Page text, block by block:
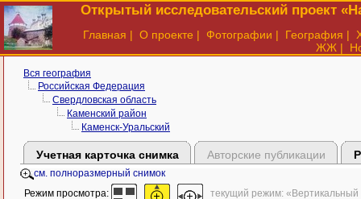
Открытый исследовательский проект
Главная | О проекте | Фотографии | География |
ЖЖ |
Вся география
Российская Федерация
Свердловская область
Каменский район
Каменск-Уральский
Учетная карточка снимка Авторские публикации
см. полноразмерный снимок
Режим просмотра: текущий режим: «Вертикальный